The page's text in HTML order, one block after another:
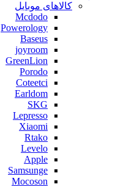
کالاهای موبایل
Mcdodo
Powerology
Baseus
joyroom
GreenLion
Porodo
Coteetci
Earldom
SKG
Lepresso
Xiaomi
Rtako
Levelo
Apple
Samsunge
Mocoson